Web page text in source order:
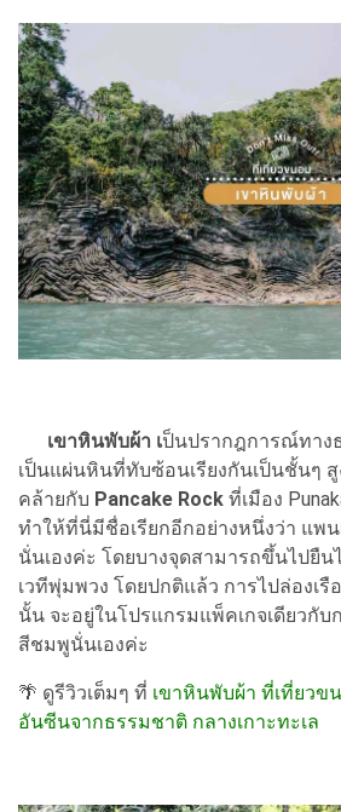
เขาหินพับผ้า เป็นปรากฎการณ์ทา
เป็นแผ่นหินที่ทับซ้อนเรียงกันเป็นชั้นๆ
คล้ายกับ Pancake Rock ที่เมือง
ทำให้ที่นี่มีชื่อเรียกอีกอย่างหนึ่งว่า แพน
นั่นเองค่ะ โดยบางจุดสามารถขึ้นไปยืน
เวทีพุ่มพวง โดยปกติแล้ว การไปล่องเ
นั้น จะอยู่ในโปรแกรมแพ็คเกจเดียวกับ
สีชมพูนั่นเองค่ะ
🌴 ดูรีวิวเต็มๆ ที่ เขาหินพับผ้า ที่เที่ยว
อันซีนจากธรรมชาติ กลางเกาะทะเล